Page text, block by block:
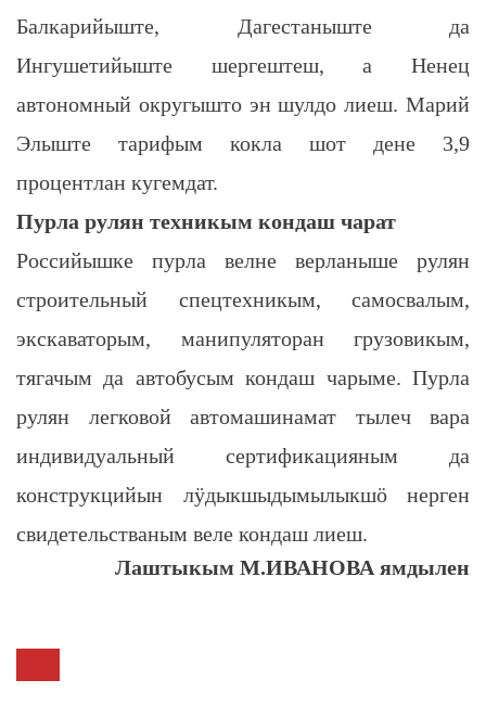
Балкарийыште, Дагестаныште да
Ингушетийыште шергештеш, а Ненец
автономный округышто эн шулдо лиеш. Марий
Элыште тарифым кокла шот дене 3,9
процентлан кугемдат.
Пурла рулян техникым кондаш чарат
Российышке пурла велне верланыше рулян
строительный спецтехникым, самосвалым,
экскаваторым, манипуляторан грузовикым,
тягачым да автобусым кондаш чарыме. Пурла
рулян легковой автомашинамат тылеч вара
индивидуальный сертификацияным да
конструкцийын лӱдыкшыдымылыкшӧ нерген
свидетельстваным веле кондаш лиеш.
Лаштыкым М.ИВАНОВА ямдылен